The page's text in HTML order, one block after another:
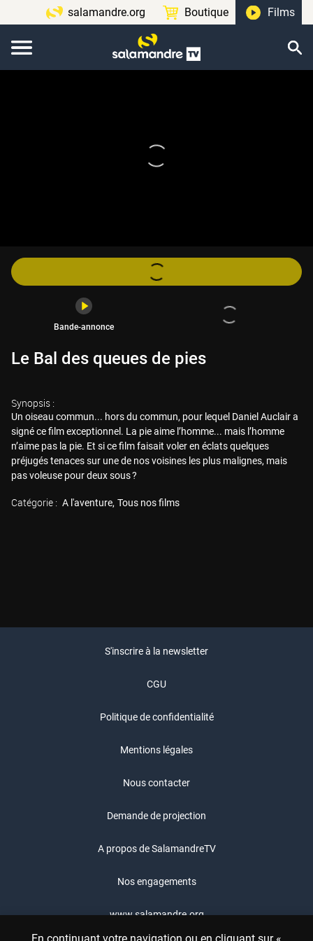
salamandre.org Boutique Films
Bande-annonce
Le Bal des queues de pies
Synopsis :
Un oiseau commun... hors du commun, pour lequel Daniel Auclair a
signé ce film exceptionnel. La pie aime l’homme... mais l’homme
n’aime pas la pie. Et si ce film faisait voler en éclats quelques
préjugés tenaces sur une de nos voisines les plus malignes, mais
pas voleuse pour deux sous ?
Catégorie : A l'aventure Tous nos films
S'inscrire à la newsletter
CGU
Politique de confidentialité
Mentions légales
Nous contacter
Demande de projection
A propos de SalamandreTV
Nos engagements
www.salamandre.org